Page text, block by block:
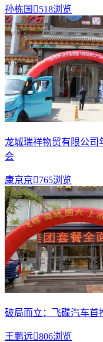
孙栋国 518浏览
龙城瑞祥物贸有限公司
会
康京京765浏览
破局而立：飞碟汽车首
王鹏远806浏览